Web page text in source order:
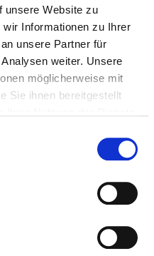
unsere Website zu
Informationen zu Ihrer
unsere Partner für
weiter. Unsere
möglicherweise mit
Sie ihnen bereitgestellt
/
/ Manualtherapie
als